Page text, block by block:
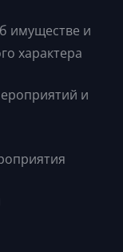
имуществе и
характера
и